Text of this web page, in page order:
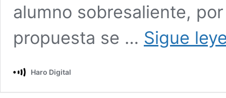
alumno sobresaliente,
propuesta se … Sigue
Haro Digital